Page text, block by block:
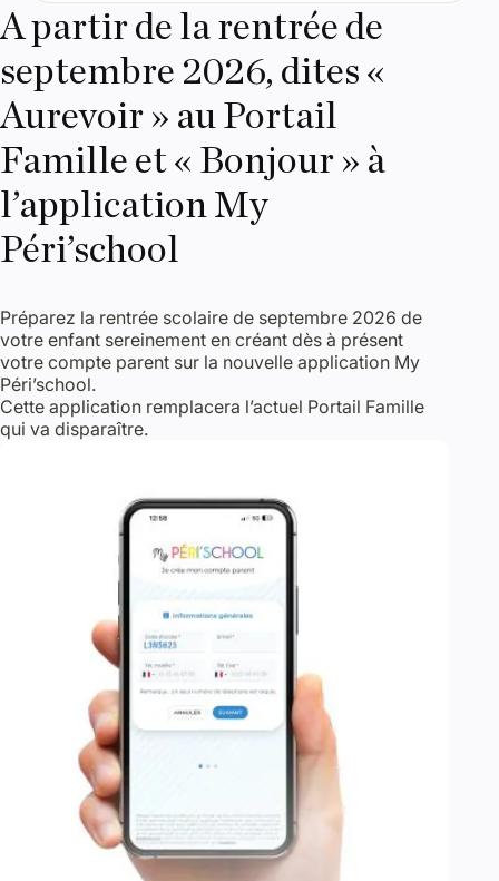
A partir de la rentrée de
septembre 2026, dites «
Aurevoir » au Portail
Famille et « Bonjour » à
l’application My
Péri’school
Préparez la rentrée scolaire de septembre 2026 de
votre enfant sereinement en créant dès à présent
votre compte parent sur la nouvelle application My
Péri’school.
Cette application remplacera l’actuel Portail Famille
qui va disparaître.